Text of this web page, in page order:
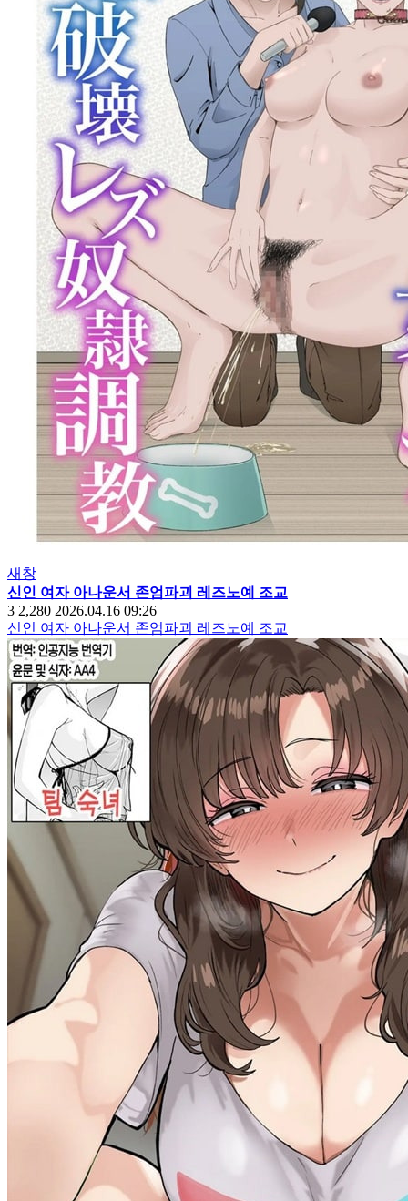
새창
신인 여자 아나운서 존엄파괴 레즈노예 조교
3 2,280 2026.04.16 09:26
신인 여자 아나운서 존엄파괴 레즈노예 조교